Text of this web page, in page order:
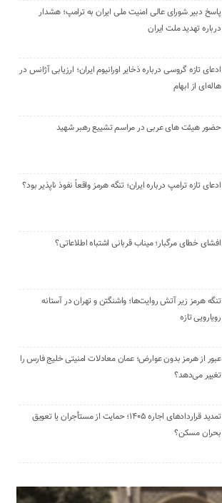
پاسخ دبیر شورای عالی امنیت ملی ایران به ترامپ؛ هشدار
درباره تهدید ملت ایران
ادعای تازه گروسی درباره ذخایر اورانیوم ایران؛ ارزیابی آژانس در
هاله‌ای از ابهام
حضور هیئت‌ های عربی در مراسم تشییع رهبر شهید
ادعای تازه ترامپ درباره ایران؛ تنگه هرمز واقعاً نفوذ ناپذیر بود؟
افشای خطای مرگبار؛ میناب قربانی اشتباه اطلاعاتی؟
تنگه هرمز زیر آتش روایت‌ها؛ واشنگتن و تهران در آستانه
رویارویی تازه
عبور از هرمز بدون عوارض؛ عمان معادلات امنیتی خلیج فارس را
تغییر می‌دهد؟
تمدید قراردادهای اجاره ۱۴۰۵؛ حمایت از مستأجران یا تعویق
بحران مسکن؟